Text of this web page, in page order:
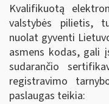
Kvalifikuotą
valstybės pilietis,
nuolat gyventi
asmens kodas, gali
sudarančio
registravimo
paslaugas teikia: